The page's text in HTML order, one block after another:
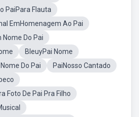
PaiPara Flauta
EmHomenagem Ao Pai
Do Pai
BleuyPai Nome
Do Pai
PaiNosso Cantado
Foto De Pai Pra Filho